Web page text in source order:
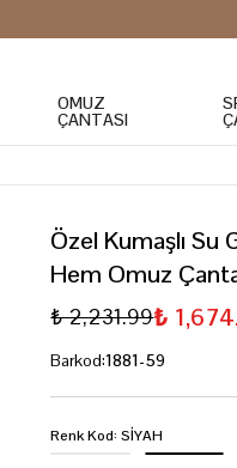
OMUZ
ÇANTASI
Özel Kumaşlı Su
Hem Omuz
₺ 2,231.99₺
Barkod:1881-59
Renk Kod:SİYAH